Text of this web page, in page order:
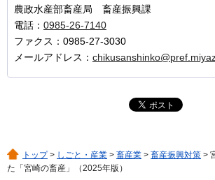
農政水産部畜産局 畜産振興課
電話： 0985-26-7140
ファクス：0985-27-3030
メールアドレス：
トップ> しごと・産業 > 畜産業 > 畜産振興対策 >
た「宮崎の畜産」（2025年版）